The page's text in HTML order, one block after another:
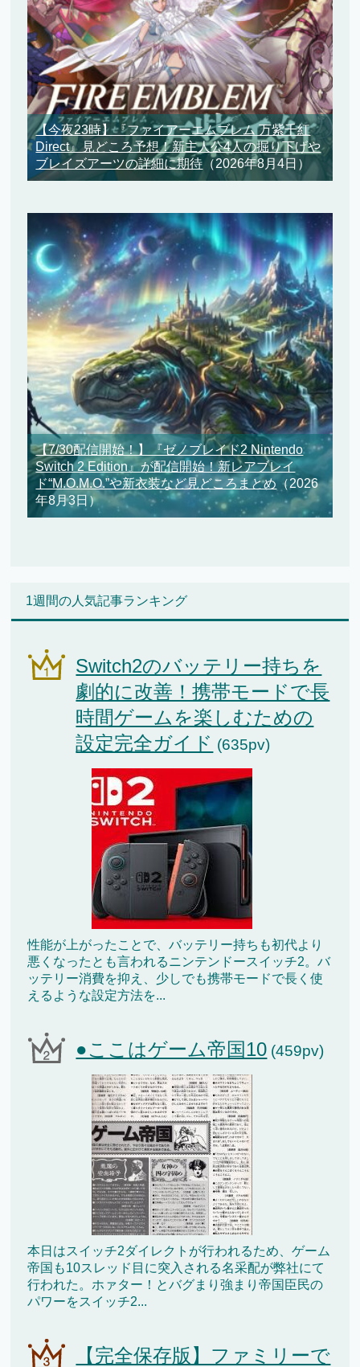
【今夜23時】『ファイアーエムブレム 万紫千紅
Direct』見どころ予想！新主人公4人の掘り下げや
ブレイズアーツの詳細に期待 （2026年8月4日）
【7/30配信開始！】『ゼノブレイド2 Nintendo
Switch 2 Edition』が配信開始！新レアブレイ
ド“M.O.M.O.”や新衣装など見どころまとめ（2026
年8月3日）
1週間の人気記事ランキング
Switch2のバッテリー持ちを
劇的に改善！携帯モードで長
時間ゲームを楽しむための
設定完全ガイド (635pv)
性能が上がったことで、バッテリー持ちも初代より
悪くなったとも言われるニンテンドースイッチ2。バ
ッテリー消費を抑え、少しでも携帯モードで長く使
えるような設定方法を...
●ここはゲーム帝国10 (459pv)
本日はスイッチ2ダイレクトが行われるため、ゲーム
帝国も10スレッド目に突入される名采配が弊社にて
行われた。ホァター！とバグまり強まり帝国臣民の
パワーをスイッチ2...
【完全保存版】ファミリーで